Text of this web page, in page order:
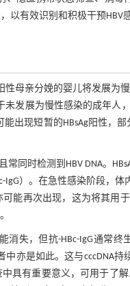
以有效识别和积极干预HBV感
母亲分娩的婴儿将发展为
未发展为慢性感染的成年人
出现短暂的HBsAg阳性，
同时检测到HBV DNA。
IgG）。在急性感染阶段，
能再次出现，这为将其用
。
消失，但抗-HBc-IgG通常
中亦是如此。这与cccDNA
具有重要意义，可用于了